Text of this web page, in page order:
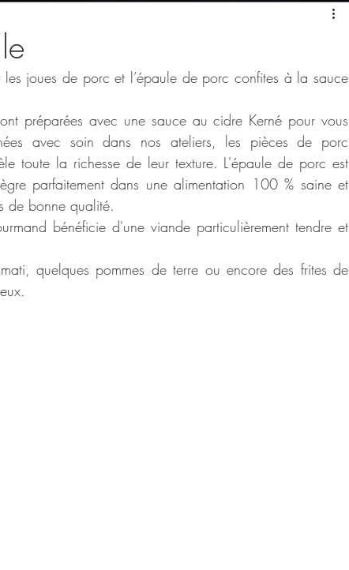
joues de porc et l’épaule de porc confites à la sauce
préparées avec une sauce au cidre Kerné pour vous
avec soin dans nos ateliers, les pièces de porc
toute la richesse de leur texture. L'épaule de porc est
parfaitement dans une alimentation 100 % saine et
de bonne qualité.
bénéficie d'une viande particulièrement tendre et
quelques pommes de terre ou encore des frites de